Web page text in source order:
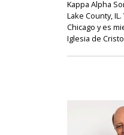
Kappa Alpha
Lake County,
Chicago y es
Iglesia de